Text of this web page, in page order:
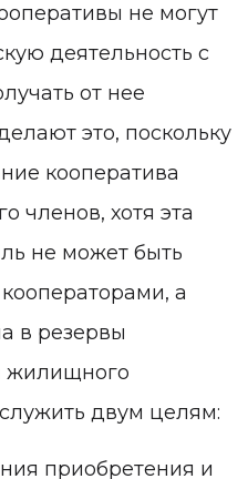
не могут
деятельность с
от нее
это, поскольку
кооператива
членов, хотя эта
не может быть
а
в резервы
жилищного
двум целям:
приобретения и